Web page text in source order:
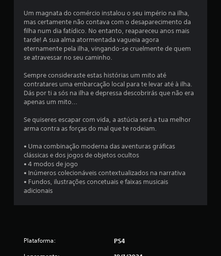
m
t
o
a
d
1
Um magnata do comércio instalou o seu império na ilha,
mas certamente não contava com o desaparecimento da
filha num dia fatídico. No entanto, reapareceu anos mais
tarde! A sua alma atormentada vagueia agora
eternamente pela ilha, vingando-se cruelmente de quem
se atravessar no seu caminho.
Sempre consideraste estas histórias um mito até
contratares uma embarcação local para te levar até à ilha.
Dás por ti a sós na ilha e depressa descobrirás que não era
apenas um mito...
Se quiseres escapar com vida, a astúcia será a tua melhor
arma contra as forças do mal que te rodeiam.
• Uma combinação moderna das aventuras gráficas
clássicas e dos jogos de objetos ocultos
• 4 modos de jogo
• Inúmeros colecionáveis contextualizados na narrativa
• Fundos, ilustrações concetuais e faixas musicais
adicionais
Plataforma: PS4